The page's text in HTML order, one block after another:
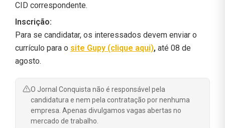
CID correspondente.
Inscrição:
Para se candidatar, os interessados devem enviar o
currículo para o site Gupy (clique aqui), até 08 de
agosto.
O Jornal Conquista não é responsável pela
candidatura e nem pela contratação por nenhuma
empresa. Apenas divulgamos vagas abertas no
mercado de trabalho.